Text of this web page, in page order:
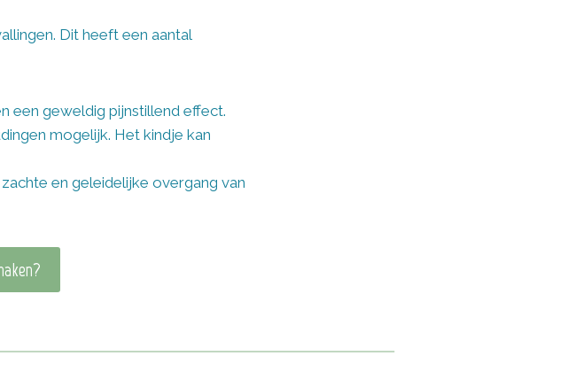
Dit heeft een aantal
een geweldig pijnstillend effect.
mogelijk. Het kindje kan
en geleidelijke overgang van